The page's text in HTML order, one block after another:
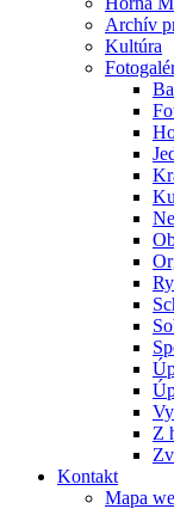
Archív
Kultúra
Z
Kontakt
Mapa